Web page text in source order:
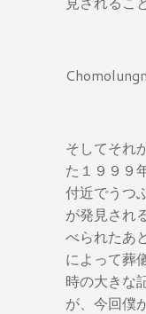
そしてそれ
た１９９９
付近でうつ
が発見され
べられたあ
によって葬
時の大きな
が、今回僕